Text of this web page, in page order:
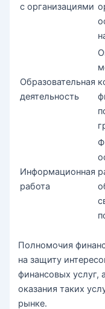
с организациями
Образовательная
деятельность
Информационная
работа
Полномочия
на защиту
финансовых услуг,
оказания таких
рынке.